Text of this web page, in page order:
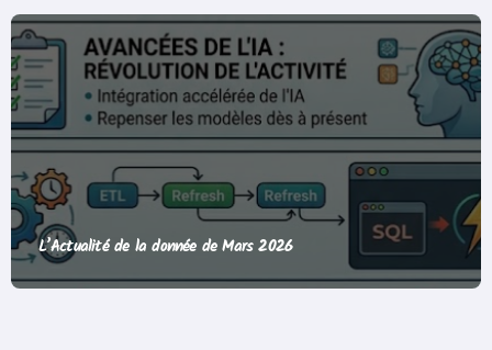
L’Actualité de la donnée de Mars 2026